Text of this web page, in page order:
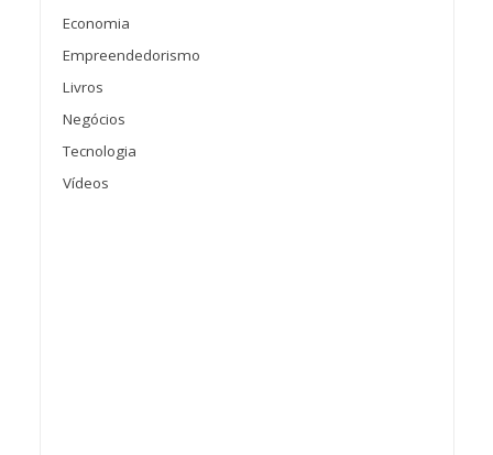
Economia
Empreendedorismo
Livros
Negócios
Tecnologia
Vídeos